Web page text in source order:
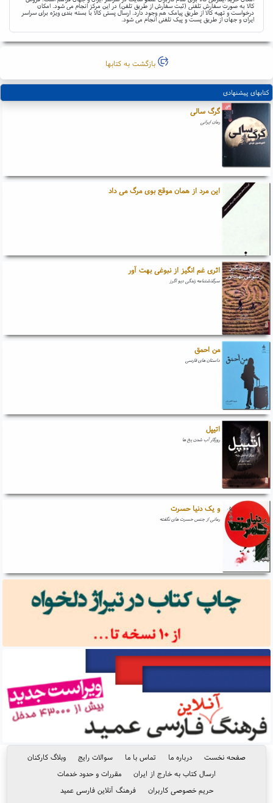
کالا به صورت سفارش تلفنی (ثبت سفارش از طریق تلفن) در این مرکز انجام می شود. امکان
درخواست و تهیه کالا از طریق پیامک هم وجود دارد. ارسال پستی کالا با بسته بندی ویژه برای سراسر
ایران و جهان از طریق پست و پیک تلفنی انجام می شود.
بازگشت به کتابها
کتابهای پیشنهادی
گرگ سالی
رمان ایرانی
این مرد از همان موقع بوی مرگ می داد
اثری غم انگیز از نبوغی بهت آور
سرگذشتنامه زندگی دیو اگرز
من احمق
داستان های فارسی
اتیپل
روزگار آب شدن یخ ها
و یک دنیا حسرت
رمانی از جنس حسرت های نگفته
صفحه نخست درباره ما تماس با ما سوالات رایج
وبلاگ کارکنان
ارسال کتاب به خارج از ایران
مقررات و حدود خدمات
حریم خصوصی کاربران
فرهنگ آنلاین فارسی عمید